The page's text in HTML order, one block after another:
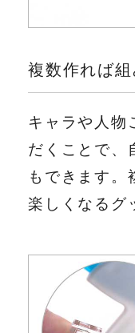
複数作れば組
キャラや人物
だくことで、
もできます。
楽しくなるグ